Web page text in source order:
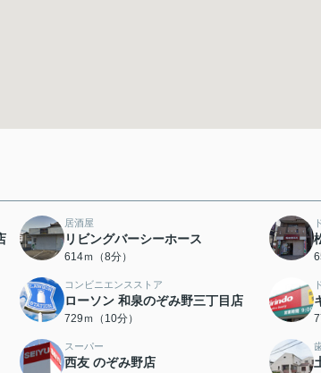
居酒屋
リビングバーシーホース
614ｍ（8分）
コンビニエンスストア
ローソン 和泉のぞみ野三丁目店
729ｍ（10分）
スーパー
西友 のぞみ野店